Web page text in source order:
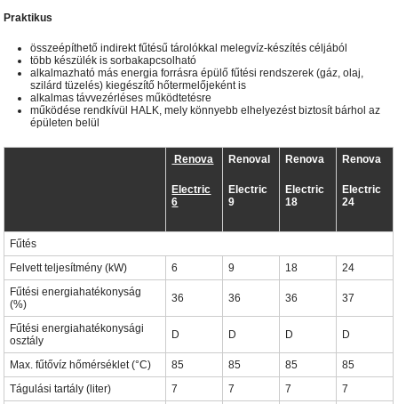
Praktikus
összeépíthető indirekt fűtésű tárolókkal melegvíz-készítés céljából
több készülék is sorbakapcsolható
alkalmazható más energia forrásra épülő fűtési rendszerek (gáz, olaj,
szilárd tüzelés) kiegészítő hőtermelőjeként is
alkalmas távvezérléses működtetésre
működése rendkívül HALK, mely könnyebb elhelyezést biztosít bárhol az
épületen belül
Renova
Electric
6
Renoval
Electric
9
Renova
Electric
18
Renova
Electric
24
Fűtés
Felvett teljesítmény (kW)
6 9 18
24
Fűtési energiahatékonyság
(%)
36 36 36 37
Fűtési energiahatékonysági
osztály
D D D D
Max. fűtővíz hőmérséklet (°C) 85 85 85
85
Tágulási tartály (liter)
7 7 7
7